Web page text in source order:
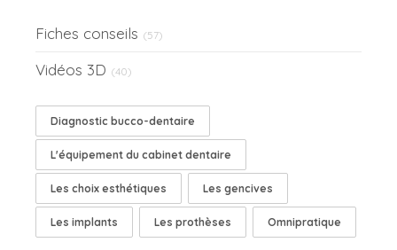
Fiches conseils (57)
Vidéos 3D (40)
Diagnostic bucco-dentaire
L'équipement du cabinet dentaire
Les choix esthétiques Les gencives
Les implants Les prothèses Omnipratique